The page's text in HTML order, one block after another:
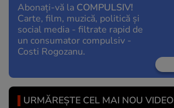
Abonați-vă la COMPULSIV!
Carte, film, muzică, politică și
social media - filtrate rapid de
un consumator compulsiv -
Costi Rogozanu.
URMĂREȘTE CEL MAI NOU VIDEO